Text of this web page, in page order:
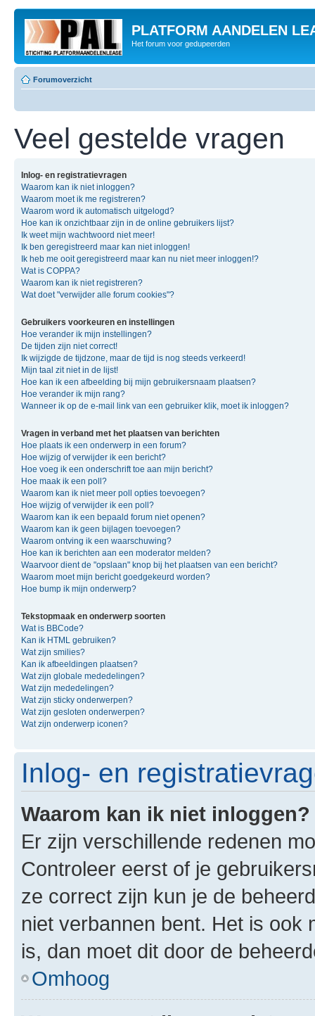
PLATFORM AANDELEN
Het forum voor gedupeerden
Forumoverzicht
Veel gestelde vragen
Inlog- en registratievragen
Waarom kan ik niet inloggen?
Waarom moet ik me registreren?
Waarom word ik automatisch uitgelogd?
Hoe kan ik onzichtbaar zijn in de online gebruikers lijst?
Ik weet mijn wachtwoord niet meer!
Ik ben geregistreerd maar kan niet inloggen!
Ik heb me ooit geregistreerd maar kan nu niet meer inloggen!?
Wat is COPPA?
Waarom kan ik niet registreren?
Wat doet "verwijder alle forum cookies"?
Gebruikers voorkeuren en instellingen
Hoe verander ik mijn instellingen?
De tijden zijn niet correct!
Ik wijzigde de tijdzone, maar de tijd is nog steeds verkeerd!
Mijn taal zit niet in de lijst!
Hoe kan ik een afbeelding bij mijn gebruikersnaam plaatsen?
Hoe verander ik mijn rang?
Wanneer ik op de e-mail link van een gebruiker klik, moet ik inloggen?
Vragen in verband met het plaatsen van berichten
Hoe plaats ik een onderwerp in een forum?
Hoe wijzig of verwijder ik een bericht?
Hoe voeg ik een onderschrift toe aan mijn bericht?
Hoe maak ik een poll?
Waarom kan ik niet meer poll opties toevoegen?
Hoe wijzig of verwijder ik een poll?
Waarom kan ik een bepaald forum niet openen?
Waarom kan ik geen bijlagen toevoegen?
Waarom ontving ik een waarschuwing?
Hoe kan ik berichten aan een moderator melden?
Waarvoor dient de "opslaan" knop bij het plaatsen van een bericht?
Waarom moet mijn bericht goedgekeurd worden?
Hoe bump ik mijn onderwerp?
Tekstopmaak en onderwerp soorten
Wat is BBCode?
Kan ik HTML gebruiken?
Wat zijn smilies?
Kan ik afbeeldingen plaatsen?
Wat zijn globale mededelingen?
Wat zijn mededelingen?
Wat zijn sticky onderwerpen?
Wat zijn gesloten onderwerpen?
Wat zijn onderwerp iconen?
Inlog- en
Waarom kan ik niet inloggen?
Er zijn verschillende redenen
Controleer eerst of je
ze correct zijn kun je de
niet verbannen bent. Het is ook
is, dan moet dit door de
Omhoog